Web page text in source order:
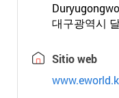
대구광역시
Sitio web